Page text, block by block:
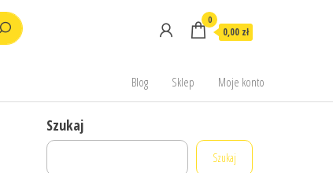
0
0,00 zł
Blog Sklep Moje konto
Szukaj
Szukaj